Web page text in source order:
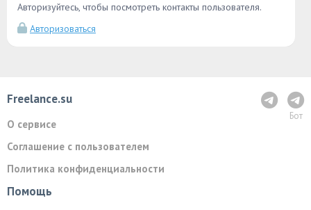
Авторизуйтесь, чтобы посмотреть контакты пользователя.
Авторизоваться
Бот
Freelance.su
О сервисе
Соглашение с пользователем
Политика конфиденциальности
Помощь